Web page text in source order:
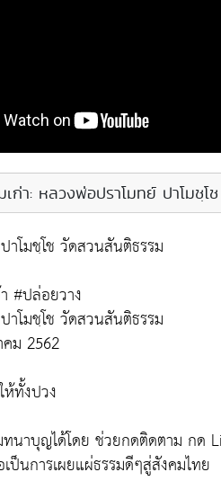
เก่า: หลวงพ่อปราโมทย์ ปาโมชฺ
าโมชฺโช วัดสวนสันติธรรม
#ปล่อยวาง
าโมชฺโช วัดสวนสันติธรรม
ม 2562
ห้ทั้งปวง
ทนาบุญได้โดย ช่วยกดติดตาม ก
นการเผยแผ่ธรรมดีๆสู่สังคมไทย